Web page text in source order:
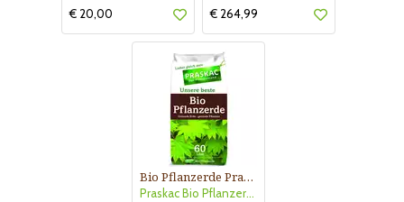
€ 20,00
€ 264,99
Bio Pflanzerde Praskac
Praskac Bio Pflanzerde